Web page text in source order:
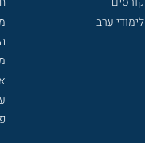
לימודי ערב